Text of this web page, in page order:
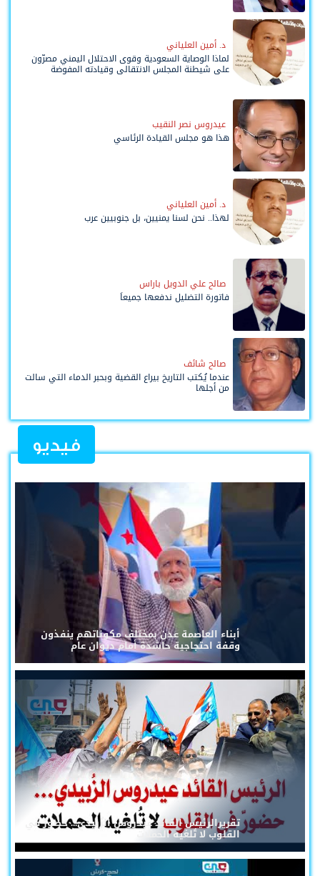
د. أمين العلياني
لماذا الوصاية السعودية وقوى الاحتلال اليمني مصرّون
على شيطنة المجلس الانتقالي وقيادته المفوضة
عيدروس نصر النقيب
هذا هو مجلس القيادة الرئاسي
د. أمين العلياني
لهذا.. نحن لسنا يمنيين، بل جنوبيين عرب
صالح علي الدويل باراس
فاتورة التضليل ندفعها جميعاً
صالح شائف
عندما يُكتب التاريخ بيراع القضية وبحبر الدماء التي سالت
من أجلها
فيديو
أبناء العاصمة عدن بمختلف مكوناتهم ينفذون
وقفة احتجاجية حاشدة أمام ديوان عام
تقريرالرئيس القائد عيدروس الزُبيدي... حضورٌ في
القلوب لا تُلغيه الحملات